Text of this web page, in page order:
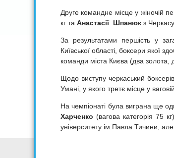
Друге командне місце у жіночій
кг та Анастасії Шпанюк з Черкасу
За результатами першість у
Київської області, боксери якої
команди міста Києва (два золота,
Щодо виступу черкаський
Умані, у якого третє місце у ваговій
На чемпіонаті була виграна ще
Харченко (вагова категорія 75
університету ім.Павла Тичини, але